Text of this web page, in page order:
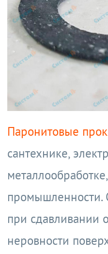
Паронитовые
сантехнике,
промышленности.
при сдавливании
неровности